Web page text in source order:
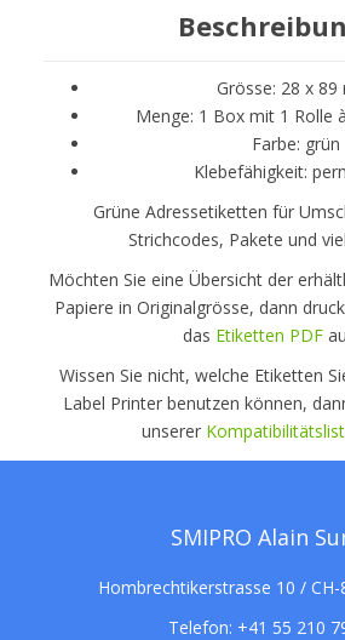
Grösse: 28 x 89
Menge: 1 Box mit 1 Rolle
Farbe: grün
Klebefähigkeit:
Grüne Adressetiketten für
Strichcodes, Pakete und
Möchten Sie eine Übersicht der
Papiere in Originalgrösse, dann
das Etiketten PDF
Wissen Sie nicht, welche Etiketten
Label Printer benutzen können,
unserer
SMIPRO Alain
Hombrechtikerstrasse 10 / CH-
Telefon: +41 55 210